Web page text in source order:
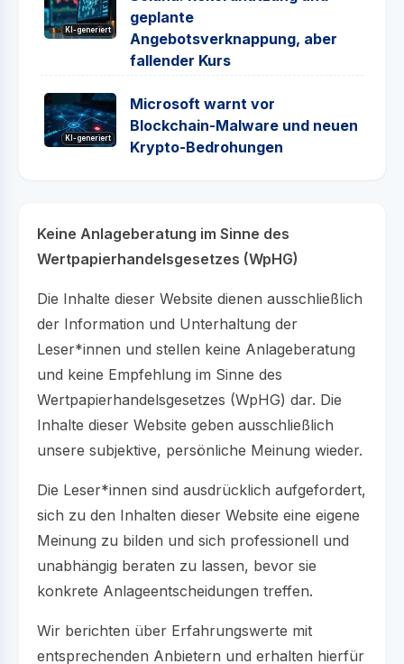
KI-generiert
geplante
Angebotsverknappung, aber
fallender Kurs
KI-generiert
Microsoft warnt vor
Blockchain-Malware und neuen
Krypto-Bedrohungen
Keine Anlageberatung im Sinne des
Wertpapierhandelsgesetzes (WpHG)
Die Inhalte dieser Website dienen ausschließlich
der Information und Unterhaltung der
Leser*innen und stellen keine Anlageberatung
und keine Empfehlung im Sinne des
Wertpapierhandelsgesetzes (WpHG) dar. Die
Inhalte dieser Website geben ausschließlich
unsere subjektive, persönliche Meinung wieder.
Die Leser*innen sind ausdrücklich aufgefordert,
sich zu den Inhalten dieser Website eine eigene
Meinung zu bilden und sich professionell und
unabhängig beraten zu lassen, bevor sie
konkrete Anlageentscheidungen treffen.
Wir berichten über Erfahrungswerte mit
entsprechenden Anbietern und erhalten hierfür